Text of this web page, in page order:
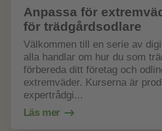
Anpassa för
för trädgårdsodlare
Välkommen till en serie av
alla handlar om hur du som
förbereda ditt företag och
extremväder. Kurserna är
expertrådgi...
Läs mer